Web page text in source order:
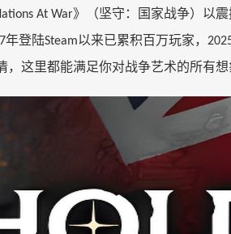
At War》（坚守：国家战争）以
年登陆Steam以来已累积百万玩家，
这里都能满足你对战争艺术的所有想